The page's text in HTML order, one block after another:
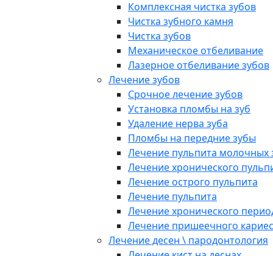
Комплексная чистка зубов
Чистка зубного камня
Чистка зубов
Механическое отбеливание
Лазерное отбеливание зубов
Лечение зубов
Срочное лечение зубов
Установка пломбы на зуб
Удаление нерва зуба
Пломбы на передние зубы
Лечение пульпита молочных
Лечение хронического
Лечение острого пульпита
Лечение пульпита
Лечение хронического
Лечение пришеечного
Лечение десен \ пародонтология